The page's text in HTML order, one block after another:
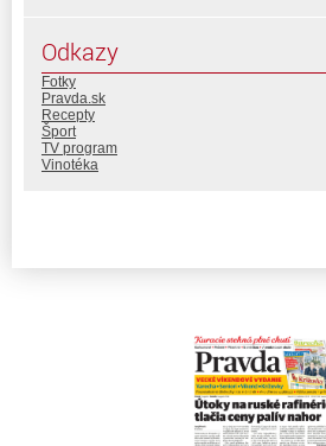
Odkazy
Fotky
Pravda.sk
Recepty
Šport
TV program
Vinotéka